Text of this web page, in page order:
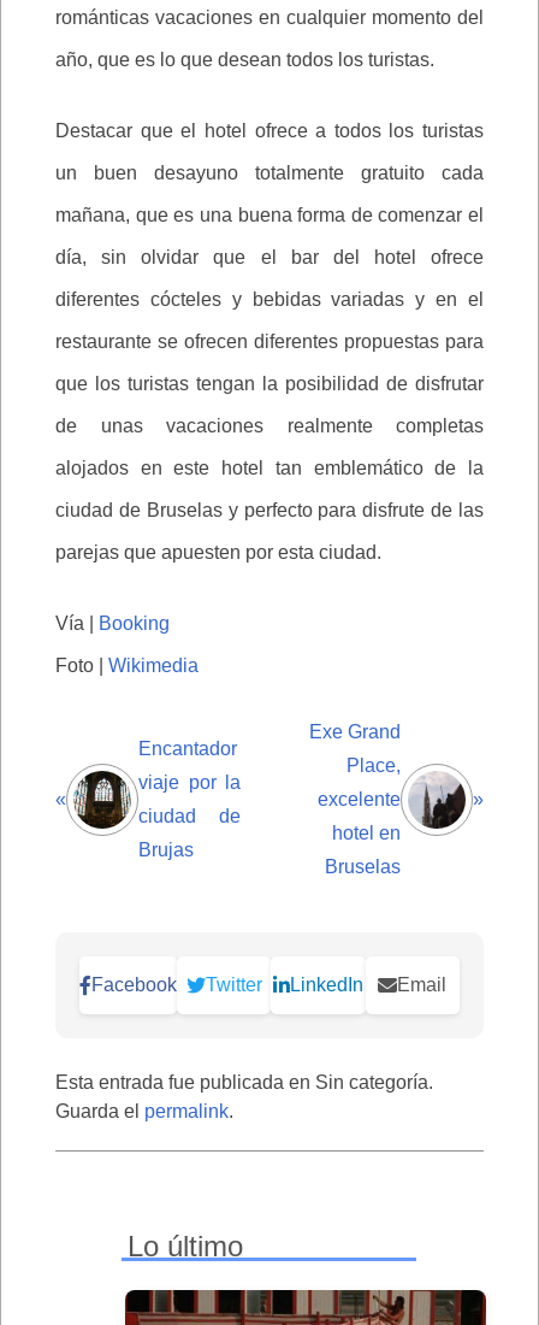
románticas vacaciones en cualquier momento del
año, que es lo que desean todos los turistas.
Destacar que el hotel ofrece a todos los turistas
un buen desayuno totalmente gratuito cada
mañana, que es una buena forma de comenzar el
día, sin olvidar que el bar del hotel ofrece
diferentes cócteles y bebidas variadas y en el
restaurante se ofrecen diferentes propuestas para
que los turistas tengan la posibilidad de disfrutar
de unas vacaciones realmente completas
alojados en este hotel tan emblemático de la
ciudad de Bruselas y perfecto para disfrute de las
parejas que apuesten por esta ciudad.
Vía | Booking
Foto | Wikimedia
«
Encantador
viaje por la
ciudad de
Brujas
Exe Grand
Place,
excelente
hotel en
Bruselas
»
Facebook Twitter LinkedIn Email
Esta entrada fue publicada en Sin categoría.
Guarda el permalink.
Lo último